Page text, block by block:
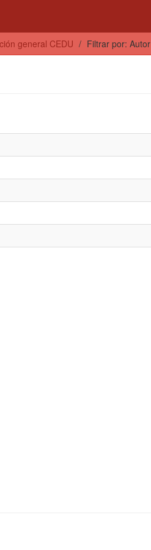
general CEDU Filtrar por: Autor